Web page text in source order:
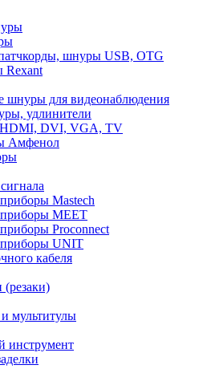
шнуры USB, OTG
шнуры для видеонаблюдения
удлинители
DVI, VGA, TV
Амфенол
Mastech
MEET
Proconnect
UNIT
кабеля
(резаки)
мультитулы
инструмент